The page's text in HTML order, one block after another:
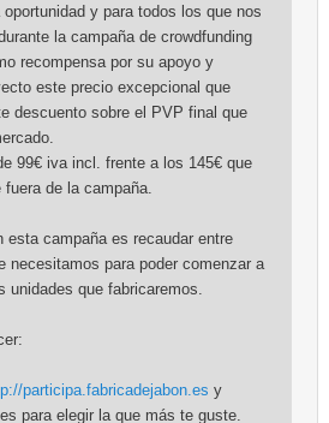
y para todos los que nos
la campaña de crowdfunding
recompensa por su apoyo y
este precio excepcional que
descuento sobre el PVP final que
99€ iva incl. frente a los 145€ que
de la campaña.
esta campaña es recaudar entre
necesitamos para poder comenzar a
unidades que fabricaremos.
participa.fabricadejabon.es y
para elegir la que más te guste.